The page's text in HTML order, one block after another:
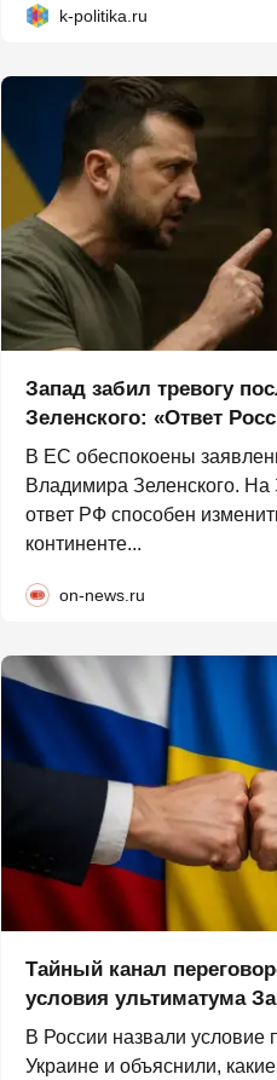
k-politika.ru
Запад забил тревогу
Зеленского: «Ответ
В ЕС обеспокоены
Владимира Зеленского. На
ответ РФ способен
континенте...
on-news.ru
Тайный канал
условия ультиматума
В России назвали условие
Украине и объяснили,